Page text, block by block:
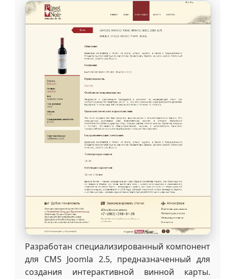
Разработан специализированный компонент
для CMS Joomla 2.5, предназначенный для
создания интерактивной винной карты.